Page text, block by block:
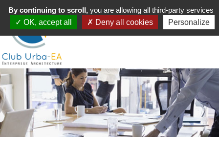
Toggle
navigation
MENU
By continuing to scroll,you are allowing all third-party services
OK, accept all
Deny all cookies Personalize